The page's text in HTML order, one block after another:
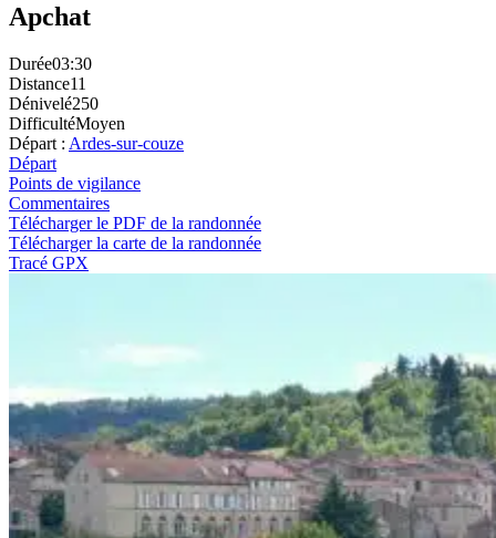
Apchat
Durée03:30
Distance11
Dénivelé250
DifficultéMoyen
Départ : Ardes-sur-couze
Départ
Points de vigilance
Commentaires
Télécharger le PDF de la randonnée
Télécharger la carte de la randonnée
Tracé GPX